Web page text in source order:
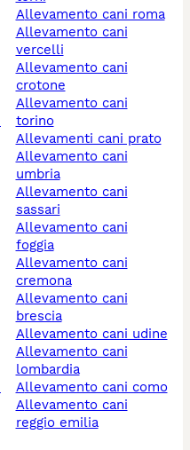
allevamento cani roma
allevamento cani
vercelli
allevamento cani
crotone
allevamento cani
torino
allevamenti cani prato
allevamento cani
umbria
allevamento cani
sassari
allevamento cani
foggia
allevamento cani
cremona
allevamento cani
brescia
allevamento cani udine
allevamento cani
lombardia
allevamento cani como
allevamento cani
reggio emilia